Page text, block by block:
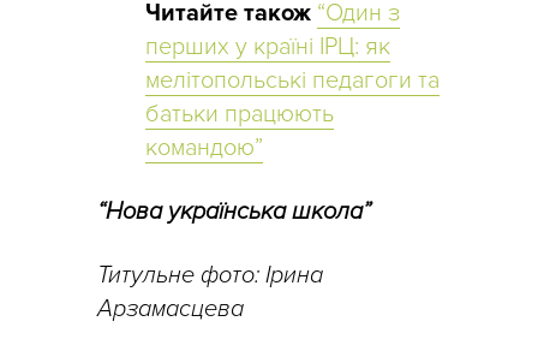
Читайте також “Один з
перших у країні ІРЦ: як
мелітопольські педагоги та
батьки працюють
командою”
“Нова українська школа”
Титульне фото: Ірина
Арзамасцева